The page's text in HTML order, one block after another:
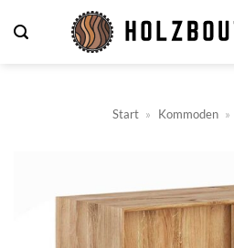
Inhalt
Start » Kommoden »